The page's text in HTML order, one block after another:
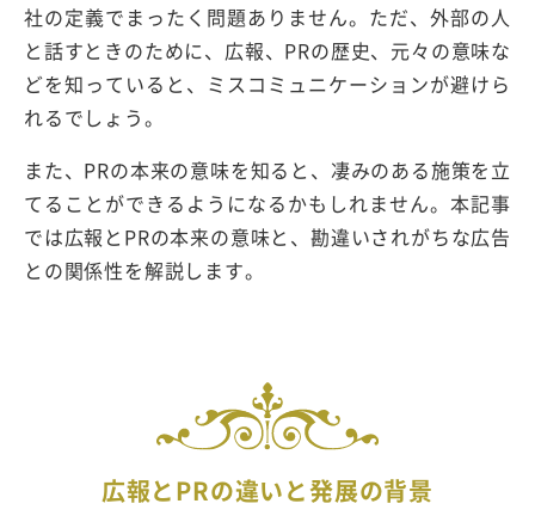
社の定義でまったく問題ありません。ただ、外部の人
と話すときのために、広報、PRの歴史、元々の意味な
どを知っていると、ミスコミュニケーションが避けら
れるでしょう。
また、PRの本来の意味を知ると、凄みのある施策を立
てることができるようになるかもしれません。本記事
では広報とPRの本来の意味と、勘違いされがちな広告
との関係性を解説します。
広報とPRの違いと発展の背景